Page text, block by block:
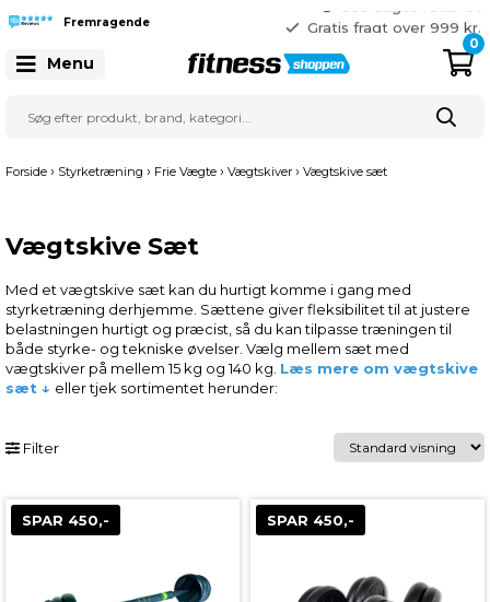
Gratis fragt over 999 kr.
41 128 128
Fremragende
Menu
0
Forside › Styrketræning › Frie Vægte › Vægtskiver › Vægtskive sæt
Vægtskive Sæt
Med et vægtskive sæt kan du hurtigt komme i gang med
styrketræning derhjemme. Sættene giver fleksibilitet til at justere
belastningen hurtigt og præcist, så du kan tilpasse træningen til
både styrke- og tekniske øvelser. Vælg mellem sæt med
vægtskiver på mellem 15 kg og 140 kg. Læs mere om vægtskive
sæt ↓ eller tjek sortimentet herunder:
Filter
SPAR 450,- SPAR 450,-